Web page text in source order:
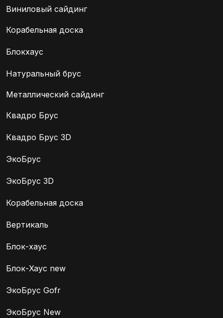
Виниловый сайдинг
Корабельная доска
Блокхаус
Натуральный брус
Металлический сайдинг
Квадро Брус
Квадро Брус 3D
ЭкоБрус
ЭкоБрус 3D
Корабельная доска
Вертикаль
Блок-хаус
Блок-Хаус new
ЭкоБрус Gofr
ЭкоБрус New